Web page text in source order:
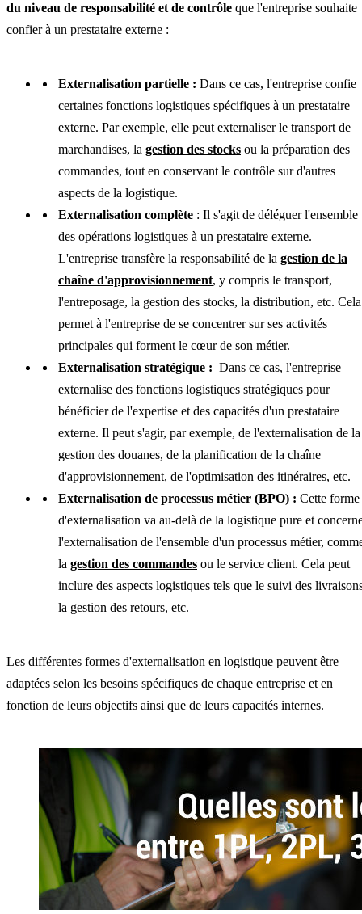
du niveau de responsabilité et de contrôle que l'entreprise souhaite
confier à un prestataire externe :
Externalisation partielle : Dans ce cas, l'entreprise confie
certaines fonctions logistiques spécifiques à un prestataire
externe. Par exemple, elle peut externaliser le transport de
marchandises, la gestion des stocks ou la préparation des
commandes, tout en conservant le contrôle sur d'autres
aspects de la logistique.
Externalisation complète : Il s'agit de déléguer l'ensemble
des opérations logistiques à un prestataire externe.
L'entreprise transfère la responsabilité de la gestion de la
chaîne d'approvisionnement, y compris le transport,
l'entreposage, la gestion des stocks, la distribution, etc. Cela
permet à l'entreprise de se concentrer sur ses activités
principales qui forment le cœur de son métier.
Externalisation stratégique : Dans ce cas, l'entreprise
externalise des fonctions logistiques stratégiques pour
bénéficier de l'expertise et des capacités d'un prestataire
externe. Il peut s'agir, par exemple, de l'externalisation de la
gestion des douanes, de la planification de la chaîne
d'approvisionnement, de l'optimisation des itinéraires, etc.
Externalisation de processus métier (BPO) : Cette forme
d'externalisation va au-delà de la logistique pure et
l'externalisation de l'ensemble d'un processus métier,
la gestion des commandes ou le service client. Cela peut
inclure des aspects logistiques tels que le suivi des
la gestion des retours, etc.
Les différentes formes d'externalisation en logistique peuvent être
adaptées selon les besoins spécifiques de chaque entreprise et en
fonction de leurs objectifs ainsi que de leurs capacités internes.